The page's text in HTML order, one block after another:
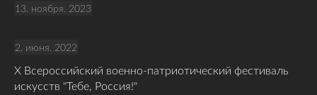
13. ноября. 2023
2. июня. 2022
Х Всероссийский военно-патриотический фестиваль
искусств "Тебе, Россия!"